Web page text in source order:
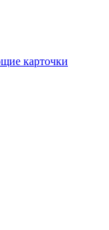
карточки